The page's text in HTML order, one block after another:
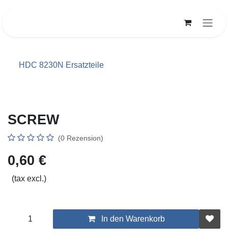
HDC 8230N Ersatzteile
SCREW
(0 Rezension)
0,60 €
(tax excl.)
In den Warenkorb